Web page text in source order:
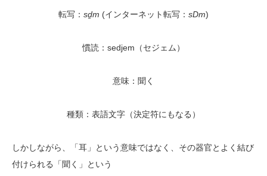
転写： sḏm (インターネット転写： sDm)
慣読：sedjem（セジェム）
意味：聞く
種類：表語文字（決定符にもなる）
しかしながら、「耳」という意味ではなく、その器官とよく結び
付けられる「聞く」という